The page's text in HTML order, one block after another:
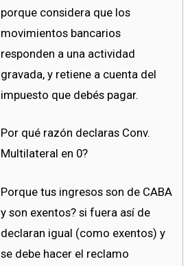
porque considera que los
movimientos bancarios
responden a una actividad
gravada, y retiene a cuenta del
impuesto que debés pagar.
Por qué razón declaras Conv.
Multilateral en 0?
Porque tus ingresos son de CABA
y son exentos? si fuera así de
declaran igual (como exentos) y
se debe hacer el reclamo